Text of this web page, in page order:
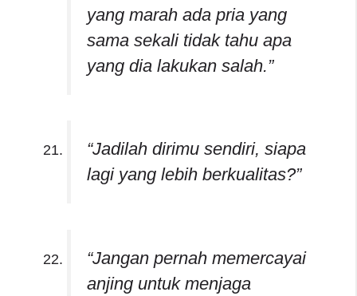
yang marah ada pria yang
sama sekali tidak tahu apa
yang dia lakukan salah.”
“Jadilah dirimu sendiri, siapa
lagi yang lebih berkualitas?”
“Jangan pernah memercayai
anjing untuk menjaga